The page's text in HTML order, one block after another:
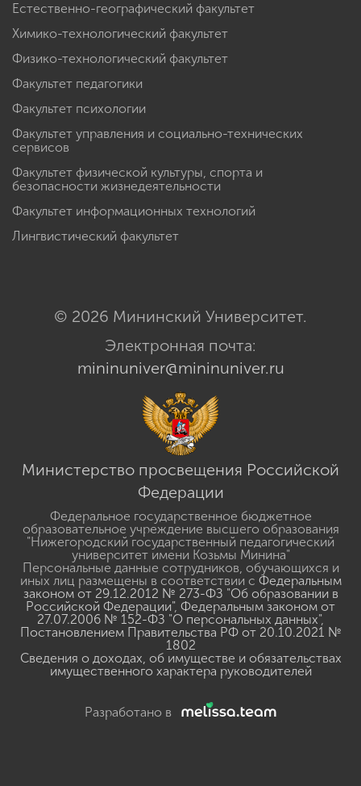
Естественно-географический факультет
Химико-технологический факультет
Физико-технологический факультет
Факультет педагогики
Факультет психологии
Факультет управления и социально-технических
сервисов
Факультет физической культуры, спорта и
безопасности жизнедеятельности
Факультет информационных технологий
Лингвистический факультет
© 2026 Мининский Университет.
Электронная почта:
mininuniver@mininuniver.ru
Министерство просвещения Российской
Федерации
Федеральное государственное бюджетное
образовательное учреждение высшего образования
"Нижегородский государственный педагогический
университет имени Козьмы Минина"
Персональные данные сотрудников, обучающихся и
иных лиц размещены в соответствии с Федеральным
законом от 29.12.2012 № 273-ФЗ "Об образовании в
Российской Федерации", Федеральным законом от
27.07.2006 № 152-ФЗ "О персональных данных",
Постановлением Правительства РФ от 20.10.2021 №
1802
Сведения о доходах, об имуществе и обязательствах
имущественного характера руководителей
Разработано в